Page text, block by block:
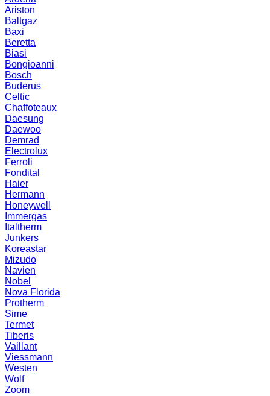
Ariston
Baltgaz
Baxi
Beretta
Biasi
Bongioanni
Bosch
Buderus
Celtic
Chaffoteaux
Daesung
Daewoo
Demrad
Electrolux
Ferroli
Fondital
Haier
Hermann
Honeywell
Immergas
Italtherm
Junkers
Koreastar
Mizudо
Navien
Nobel
Nova Florida
Protherm
Sime
Termet
Tiberis
Vaillant
Viessmann
Westen
Wolf
Zoom